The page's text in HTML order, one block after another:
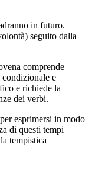
in futuro.
seguito dalla
comprende
e
e richiede la
dei verbi.
esprimersi in modo
di questi tempi
tempistica